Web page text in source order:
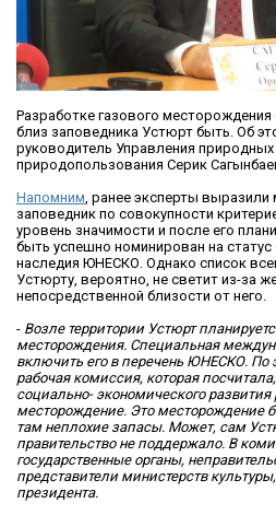
Разработке газового месторождения
близ заповедника Устюрт быть. Об
руководитель Управления
природопользования Серик
Напомним , ранее эксперты
заповедник по совокупности
уровень значимости и после его
быть успешно номинирован на статус
наследия ЮНЕСКО. Однако список
Устюрту, вероятно, не светит из-за
непосредственной близости от него.
- Возле территории Устюрт
месторождения. Специальная
включить его в перечень ЮНЕСКО. По
рабочая комиссия, которая
социально- экономического
месторождение. Это месторождение
там неплохие запасы. Может, сам
правительство не поддержало. В
государственные органы,
представители министерств
президента.